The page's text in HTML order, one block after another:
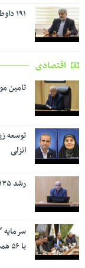
۱۹۱ داوطلب انتخابات شوراهای شهر در رشت ثبت‌نام کردند
اقتصادی
تامین
توسعه
انزلی
رشد ۱۳۵ درصدی سرمایه گذاری در حوزه تولید گیلان
با ۵۶ همت و ۴۰ میلیون یورو می باشد